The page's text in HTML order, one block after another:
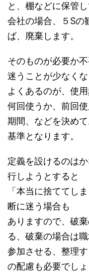
と、棚などに保管
会社の場合、５Sの
ば、廃棄します。
そのものが必要か
迷うことが少なくな
よくあるのが、使
何回使うか、前回
期間、などを決め
基準となります。
定義を設けるのは
行しようとすると
「本当に捨ててし
断に迷う場合も
ありますので、破
る、破棄の場合は
参加させる、整理
の配慮も必要でしょ